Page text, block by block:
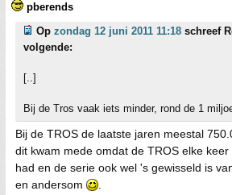
pberends
Op zondag 12 juni 2011 11:18 schreef
volgende:
[..]
Bij de Tros vaak iets minder, rond de 1
Bij de TROS de laatste jaren meestal
dit kwam mede omdat de TROS elke
had en de serie ook wel 's gewisseld is
en andersom
.